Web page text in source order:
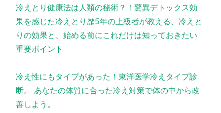
冷えとり健康法は人類の秘術？！驚異デトックス効
果を感じた冷えとり歴5年の上級者が教える、冷えと
りの効果と、始める前にこれだけは知っておきたい
重要ポイント
冷え性にもタイプがあった！東洋医学冷えタイプ診
断。 あなたの体質に合った冷え対策で体の中から改
善しよう。